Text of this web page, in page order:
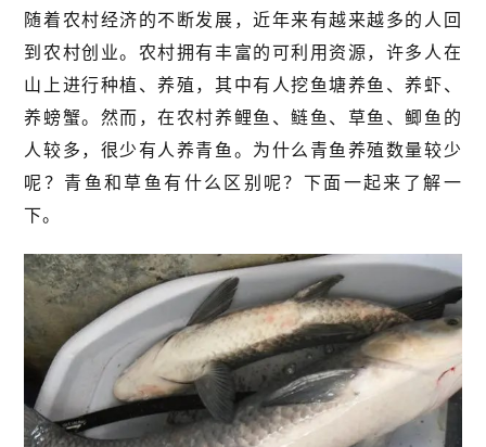
随着农村经济的不断发展，近年来有越来越多的人回
到农村创业。农村拥有丰富的可利用资源，许多人在
山上进行种植、养殖，其中有人挖鱼塘养鱼、养虾、
养螃蟹。然而，在农村养鲤鱼、鲢鱼、草鱼、鲫鱼的
人较多，很少有人养青鱼。为什么青鱼养殖数量较少
呢？青鱼和草鱼有什么区别呢？下面一起来了解一
下。